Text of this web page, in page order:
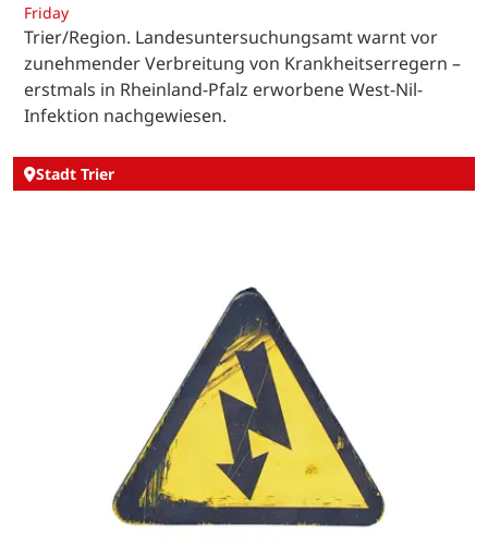
Friday
Trier/Region. Landesuntersuchungsamt warnt vor
zunehmender Verbreitung von Krankheitserregern –
erstmals in Rheinland-Pfalz erworbene West-Nil-
Infektion nachgewiesen.
Stadt Trier